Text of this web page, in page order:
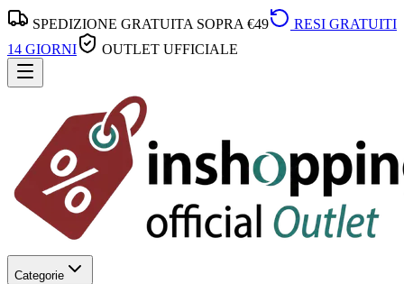
SPEDIZIONE GRATUITA SOPRA €49
RESI GRATUITI
14 GIORNI
OUTLET UFFICIALE
Categorie